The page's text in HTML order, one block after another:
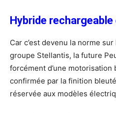
Hybride
Car c’est devenu la norme
groupe Stellantis, la future
forcément d’une
confirmée par la finition
réservée aux modèles